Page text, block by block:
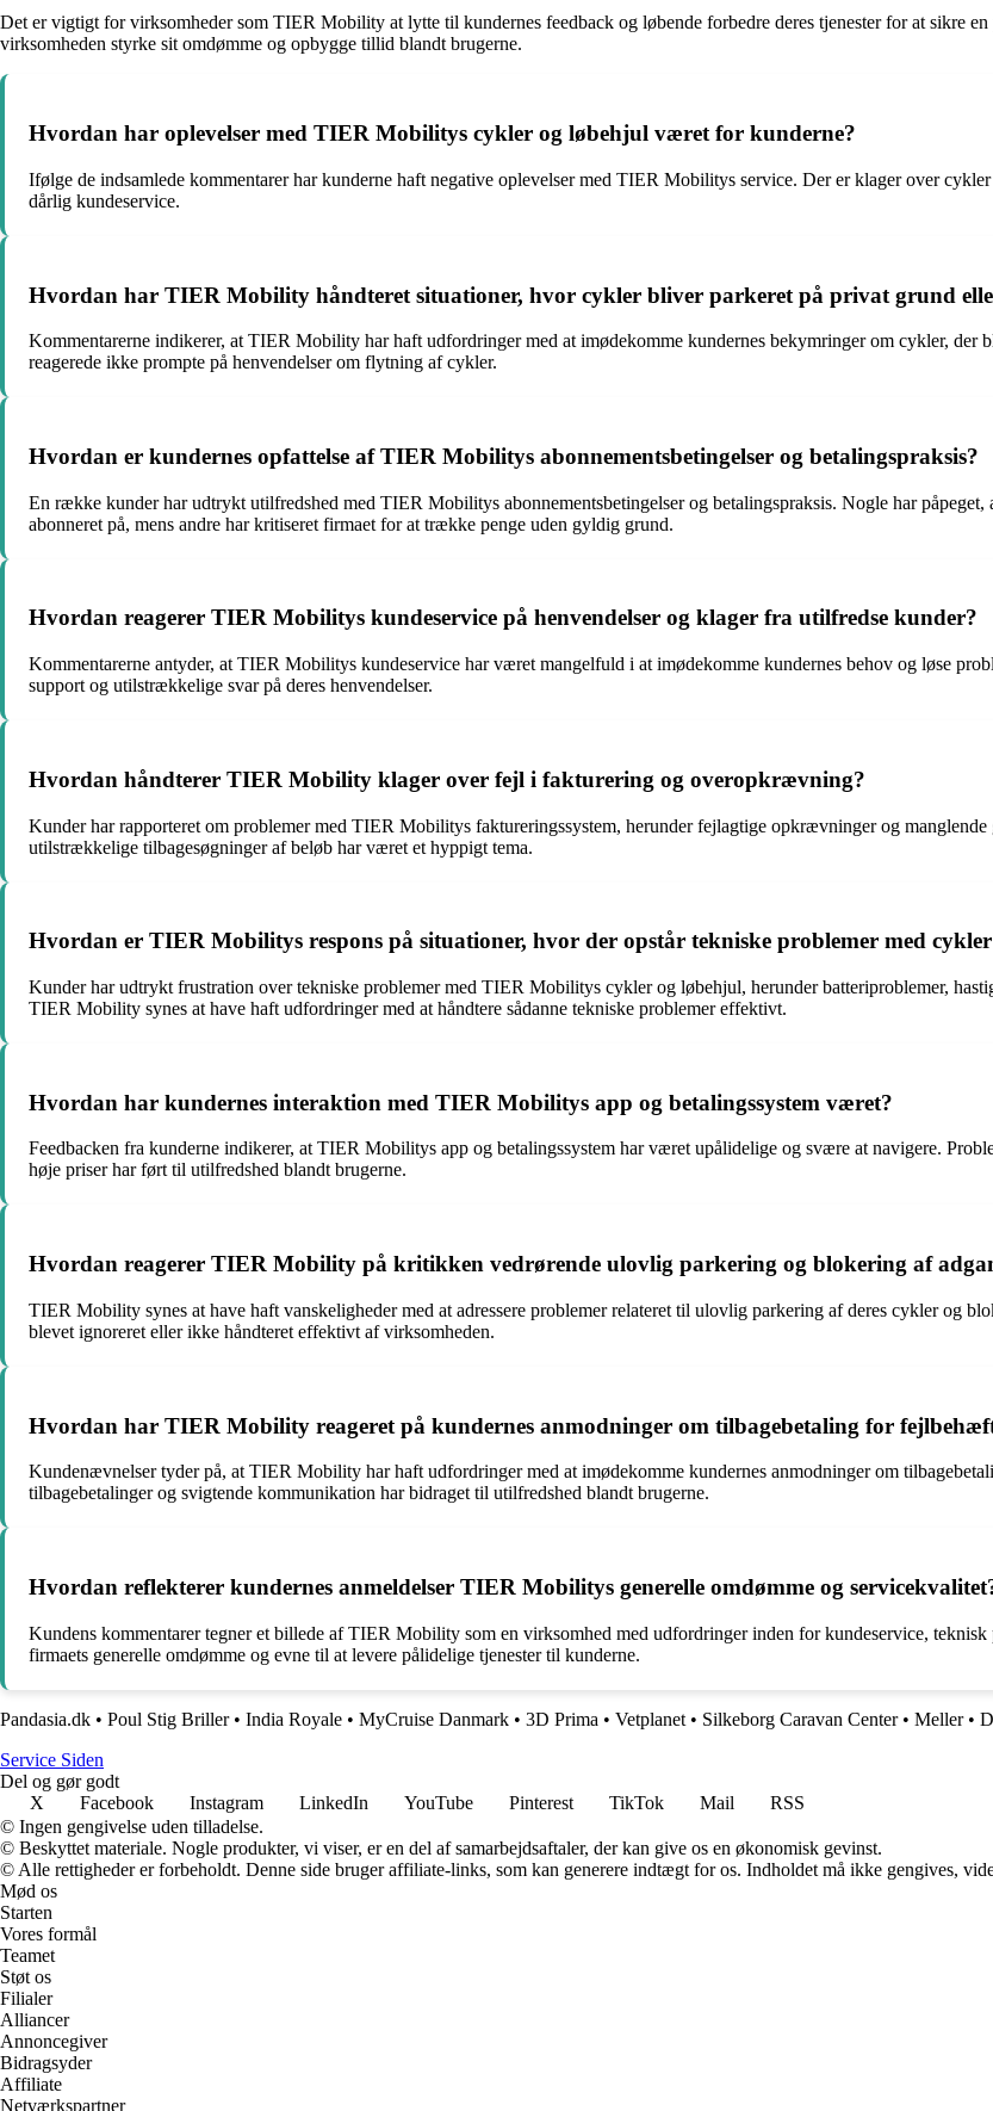
Det er vigtigt for virksomheder som TIER Mobility at lytte til kundernes feedback og løbende forbedre deres tjenester for at sikre
virksomheden styrke sit omdømme og opbygge tillid blandt brugerne.
Hvordan har oplevelser med TIER Mobilitys cykler og løbehjul været for kunderne?
Ifølge de indsamlede kommentarer har kunderne haft negative oplevelser med TIER Mobilitys service. Der er klager over
dårlig kundeservice.
Hvordan har TIER Mobility håndteret situationer, hvor cykler bliver parkeret på privat grund
Kommentarerne indikerer, at TIER Mobility har haft udfordringer med at imødekomme kundernes bekymringer om cykler, der
reagerede ikke prompte på henvendelser om flytning af cykler.
Hvordan er kundernes opfattelse af TIER Mobilitys abonnementsbetingelser og betalingspraksis?
En række kunder har udtrykt utilfredshed med TIER Mobilitys abonnementsbetingelser og betalingspraksis. Nogle har
abonneret på, mens andre har kritiseret firmaet for at trække penge uden gyldig grund.
Hvordan reagerer TIER Mobilitys kundeservice på henvendelser og klager fra utilfredse kunder?
Kommentarerne antyder, at TIER Mobilitys kundeservice har været mangelfuld i at imødekomme kundernes behov og løse
support og utilstrækkelige svar på deres henvendelser.
Hvordan håndterer TIER Mobility klager over fejl i fakturering og overopkrævning?
Kunder har rapporteret om problemer med TIER Mobilitys faktureringssystem, herunder fejlagtige opkrævninger og
utilstrækkelige tilbagesøgninger af beløb har været et hyppigt tema.
Hvordan er TIER Mobilitys respons på situationer, hvor der opstår tekniske problemer med
Kunder har udtrykt frustration over tekniske problemer med TIER Mobilitys cykler og løbehjul, herunder batteriproblemer,
TIER Mobility synes at have haft udfordringer med at håndtere sådanne tekniske problemer effektivt.
Hvordan har kundernes interaktion med TIER Mobilitys app og betalingssystem været?
Feedbacken fra kunderne indikerer, at TIER Mobilitys app og betalingssystem har været upålidelige og svære at navigere.
høje priser har ført til utilfredshed blandt brugerne.
Hvordan reagerer TIER Mobility på kritikken vedrørende ulovlig parkering og blokering af
TIER Mobility synes at have haft vanskeligheder med at adressere problemer relateret til ulovlig parkering af deres cykler og
blevet ignoreret eller ikke håndteret effektivt af virksomheden.
Hvordan har TIER Mobility reageret på kundernes anmodninger om tilbagebetaling for
Kundenævnelser tyder på, at TIER Mobility har haft udfordringer med at imødekomme kundernes anmodninger om
tilbagebetalinger og svigtende kommunikation har bidraget til utilfredshed blandt brugerne.
Hvordan reflekterer kundernes anmeldelser TIER Mobilitys generelle omdømme og
Kundens kommentarer tegner et billede af TIER Mobility som en virksomhed med udfordringer inden for kundeservice,
firmaets generelle omdømme og evne til at levere pålidelige tjenester til kunderne.
Pandasia.dk • Poul Stig Briller• India Royale • MyCruise Danmark • 3D Prima • Vetplanet • Silkeborg Caravan Center• Meller•
Service Siden
Del og gør godt
X
Facebook Instagram LinkedIn YouTube Pinterest TikTok Mail
RSS
© Ingen gengivelse uden tilladelse.
© Beskyttet materiale. Nogle produkter, vi viser, er en del af samarbejdsaftaler, der kan give os en økonomisk gevinst.
© Alle rettigheder er forbeholdt. Denne side bruger affiliate-links, som kan generere indtægt for os. Indholdet må ikke gengives,
Mød os
Starten
Vores formål
Teamet
Støt os
Filialer
Alliancer
Annoncegiver
Bidragsyder
Affiliate
Netværkspartner